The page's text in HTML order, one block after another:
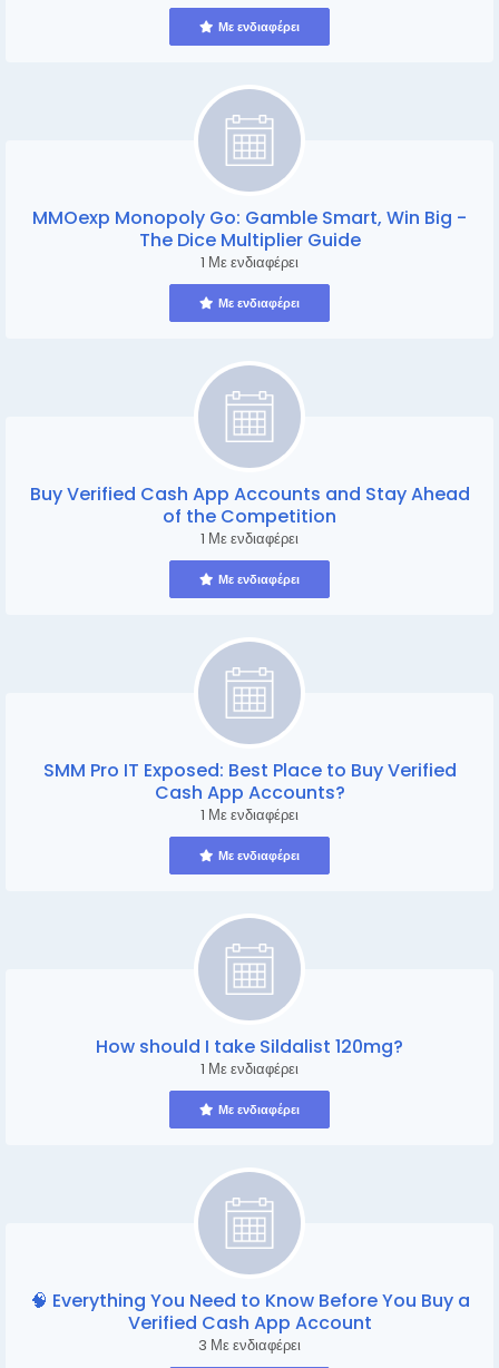
Με ενδιαφέρει
MMOexp Monopoly Go: Gamble Smart, Win Big -
The Dice Multiplier Guide
1 Με ενδιαφέρει
Με ενδιαφέρει
Buy Verified Cash App Accounts and Stay Ahead
of the Competition
1 Με ενδιαφέρει
Με ενδιαφέρει
SMM Pro IT Exposed: Best Place to Buy Verified
Cash App Accounts?
1 Με ενδιαφέρει
Με ενδιαφέρει
How should I take Sildalist 120mg?
1 Με ενδιαφέρει
Με ενδιαφέρει
🧠 Everything You Need to Know Before You Buy a
Verified Cash App Account
3 Με ενδιαφέρει